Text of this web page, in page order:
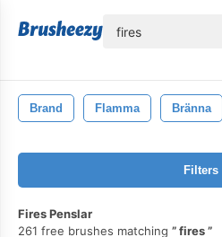
Brand Flamma Bränna
Filters
Fires Penslar
261 free brushes matching
fires